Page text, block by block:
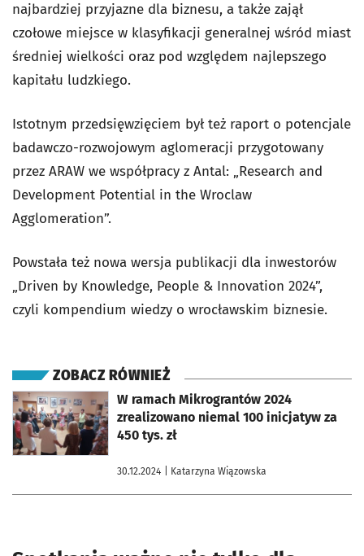
najbardziej przyjazne dla biznesu, a także zajął
czołowe miejsce w klasyfikacji generalnej wśród miast
średniej wielkości oraz pod względem najlepszego
kapitału ludzkiego.
Istotnym przedsięwzięciem był też raport o potencjale
badawczo-rozwojowym aglomeracji przygotowany
przez ARAW we współpracy z Antal: „Research and
Development Potential in the Wroclaw
Agglomeration”.
Powstała też nowa wersja publikacji dla inwestorów
„Driven by Knowledge, People & Innovation 2024”,
czyli kompendium wiedzy o wrocławskim biznesie.
ZOBACZ RÓWNIEŻ
W ramach Mikrograntów 2024
zrealizowano niemal 100 inicjatyw za
450 tys. zł
30.12.2024 | Katarzyna Wiązowska
otworzy się w nowej karcie